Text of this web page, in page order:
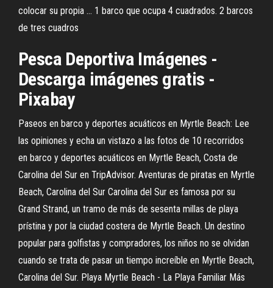
colocar su propia ... 1 barco que ocupa 4 cuadrados. 2 barcos
de tres cuadros
Pesca Deportiva Imágenes -
Descarga imágenes gratis -
Pixabay
Paseos en barco y deportes acuáticos en Myrtle Beach: Lee
las opiniones y echa un vistazo a las fotos de 10 recorridos
en barco y deportes acuáticos en Myrtle Beach, Costa de
Carolina del Sur en TripAdvisor. Aventuras de piratas en Myrtle
Beach, Carolina del Sur Carolina del Sur es famosa por su
Grand Strand, un tramo de más de sesenta millas de playa
prístina y por la ciudad costera de Myrtle Beach. Un destino
popular para golfistas y compradores, los niños no se olvidan
cuando se trata de pasar un tiempo increíble en Myrtle Beach,
Carolina del Sur. Playa Myrtle Beach - La Playa Familiar Más